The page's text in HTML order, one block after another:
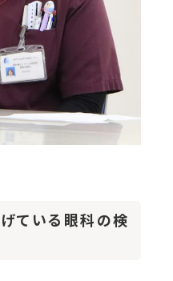
ている眼科の検